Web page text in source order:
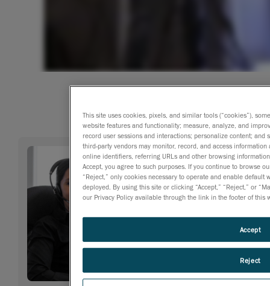
This site uses cookies, pixels, and similar tools (“cookies”),
website features and functionality; measure, analyze, and
record user sessions and interactions; personalize content;
third-party vendors may monitor, record, and access
online identifiers, referring URLs and other browsing
Accept, you agree to such purposes. If you continue to browse
“Reject,” only cookies necessary to operate and enable
deployed. By using this site or clicking “Accept,” “Reject,” or
our Privacy Policy available through the link in the footer of this
Reject
Accept